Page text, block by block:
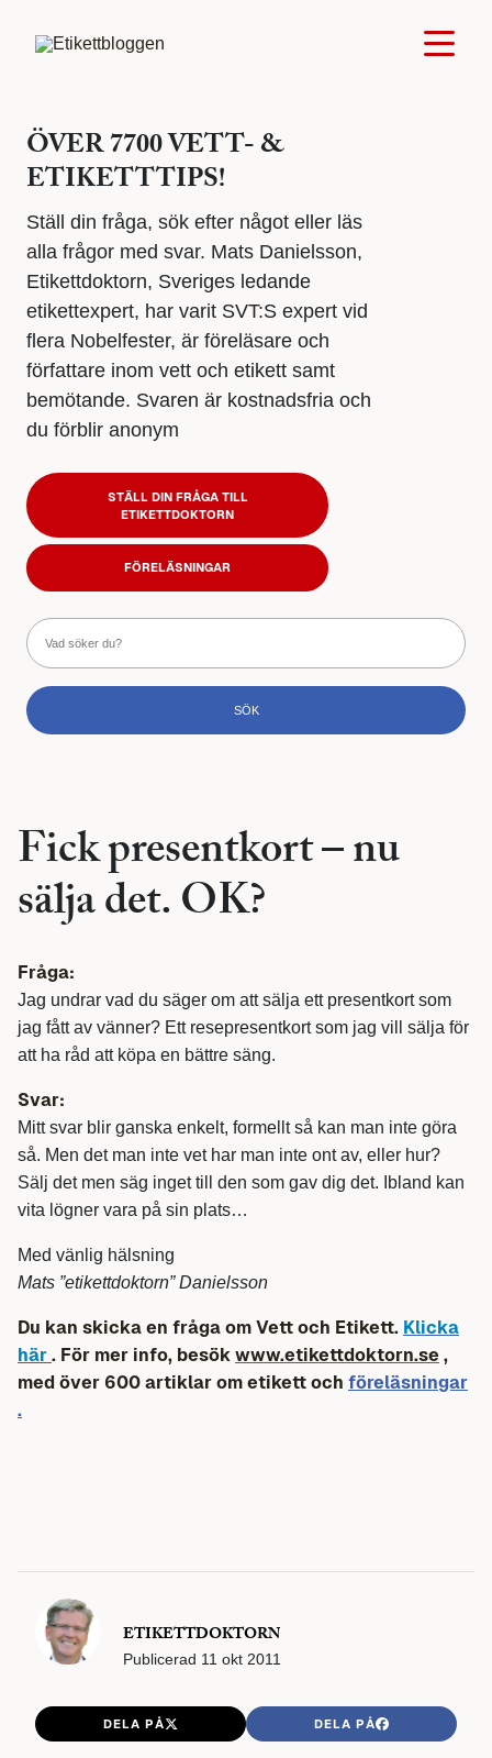
ÖVER 7700 VETT- &
ETIKETTTIPS!
Ställ din fråga, sök efter något eller läs
alla frågor med svar. Mats Danielsson,
Etikettdoktorn, Sveriges ledande
etikettexpert, har varit SVT:S expert vid
flera Nobelfester, är föreläsare och
författare inom vett och etikett samt
bemötande. Svaren är kostnadsfria och
du förblir anonym
STÄLL DIN FRÅGA TILL
ETIKETTDOKTORN
FÖRELÄSNINGAR
Fick presentkort – nu
sälja det. OK?
Fråga:
Jag undrar vad du säger om att sälja ett presentkort som
jag fått av vänner? Ett resepresentkort som jag vill sälja för
att ha råd att köpa en bättre säng.
Svar:
Mitt svar blir ganska enkelt, formellt så kan man inte göra
så. Men det man inte vet har man inte ont av, eller hur?
Sälj det men säg inget till den som gav dig det. Ibland kan
vita lögner vara på sin plats…
Med vänlig hälsning
Mats ”etikettdoktorn” Danielsson
Du kan skicka en fråga om Vett och Etikett. Klicka
här . För mer info, besök www.etikettdoktorn.se ,
med över 600 artiklar om etikett och föreläsningar
.
ETIKETTDOKTORN
Publicerad 11 okt 2011
DELA PÅ DELA PÅ